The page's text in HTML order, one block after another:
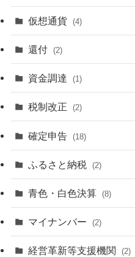
仮想通貨 (4)
還付 (2)
資金調達 (1)
税制改正 (2)
確定申告 (18)
ふるさと納税 (2)
青色・白色決算 (8)
マイナンバー (2)
経営革新等支援機関 (2)